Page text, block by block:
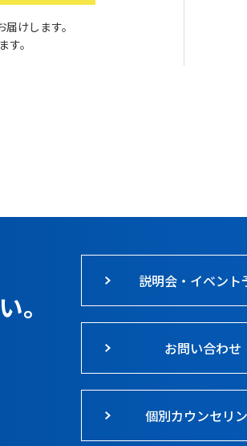
けします。
す。
。
説明会・イベント
お問い合わせ
個別カウンセリ